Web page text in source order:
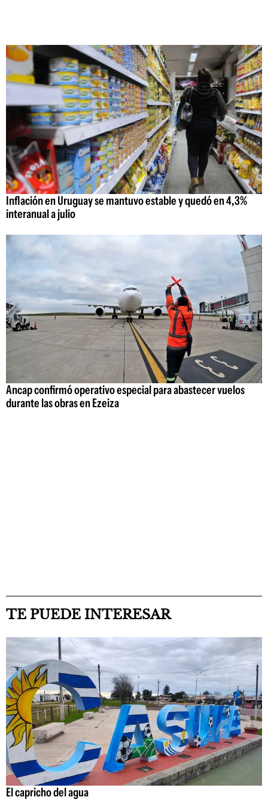
Inflación en Uruguay se mantuvo estable y quedó en 4,3%
interanual a julio
Ancap confirmó operativo especial para abastecer vuelos
durante las obras en Ezeiza
TE PUEDE INTERESAR
El capricho del agua